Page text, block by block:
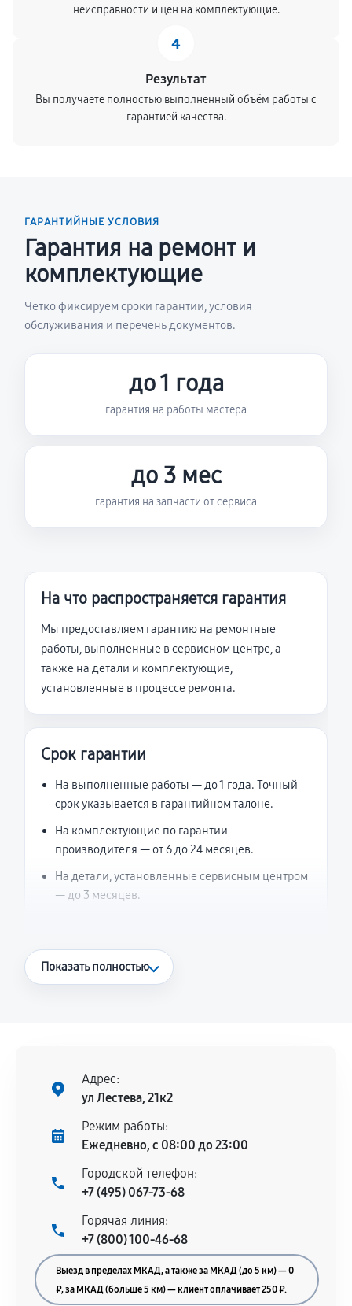
неисправности и цен на комплектующие.
4
Результат
Вы получаете полностью выполненный объём работы с
гарантией качества.
ГАРАНТИЙНЫЕ УСЛОВИЯ
Гарантия на ремонт и
комплектующие
Четко фиксируем сроки гарантии, условия
обслуживания и перечень документов.
до 1 года
гарантия на работы мастера
до 3 мес
гарантия на запчасти от сервиса
На что распространяется гарантия
Мы предоставляем гарантию на ремонтные
работы, выполненные в сервисном центре, а
также на детали и комплектующие,
установленные в процессе ремонта.
Срок гарантии
На выполненные работы — до 1 года. Точный
срок указывается в гарантийном талоне.
На комплектующие по гарантии
производителя — от 6 до 24 месяцев.
На детали, установленные сервисным центром
— до 3 месяцев.
Что считается гарантийным случаем
нормальной эксплуатации в течение
гарантийного срока.
Несоответствие комплектующей заявленным
техническим характеристикам.
Документы для подтверждения
гарантии
Гарантийный талон.
Акт выполненных работ с датой, перечнем
услуг и сроком гарантии.
Показать полностью
Адрес:
ул Лестева, 21к2
Режим работы:
Ежедневно, с 08:00 до 23:00
Городской телефон:
+7 (495) 067-73-68
Горячая линия:
+7 (800) 100-46-68
Выезд в пределах МКАД, а также за МКАД (до 5 км) — 0
₽, за МКАД (больше 5 км) — клиент оплачивает 250 ₽.